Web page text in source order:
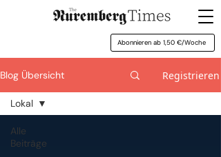
Abonnieren ab 1,50 €/Woche
Blog Übersicht Registrieren
Alle
Beiträge
Lokal